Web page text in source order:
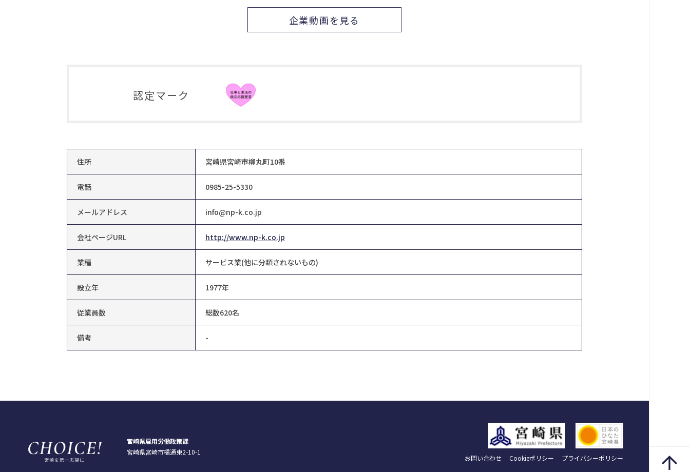
企業動画を見る
認定マーク
住所 宮崎県宮崎市柳丸町10番
電話 0985-25-5330
メールアドレス info@np-k.co.jp
会社ページURL http://www.np-k.co.jp
業種 サービス業(他に分類されないもの)
設立年 1977年
従業員数 総数620名
備考 -
宮崎県雇用労働政策課
宮崎県宮崎市橘通東2-10-1
お問い合わせ Cookieポリシー プライバシーポリシー